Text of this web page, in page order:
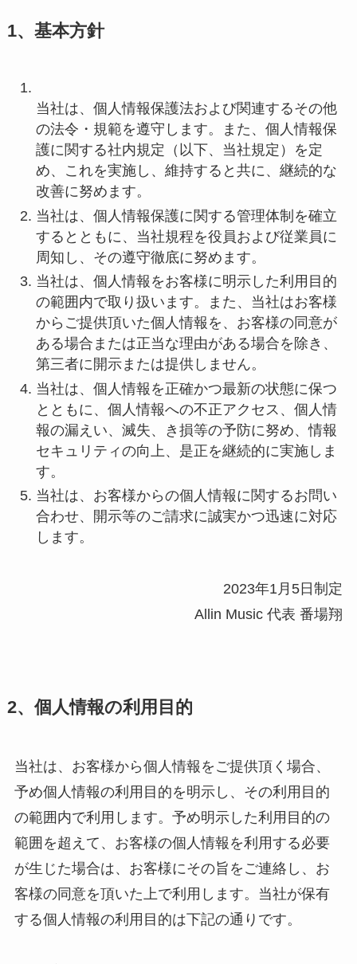
1、基本方針
当社は、個人情報保護法および関連するその他
の法令・規範を遵守します。また、個人情報保
護に関する社内規定（以下、当社規定）を定
め、これを実施し、維持すると共に、継続的な
改善に努めます。
当社は、個人情報保護に関する管理体制を確立
するとともに、当社規程を役員および従業員に
周知し、その遵守徹底に努めます。
当社は、個人情報をお客様に明示した利用目的
の範囲内で取り扱います。また、当社はお客様
からご提供頂いた個人情報を、お客様の同意が
ある場合または正当な理由がある場合を除き、
第三者に開示または提供しません。
当社は、個人情報を正確かつ最新の状態に保つ
とともに、個人情報への不正アクセス、個人情
報の漏えい、滅失、き損等の予防に努め、情報
セキュリティの向上、是正を継続的に実施しま
す。
当社は、お客様からの個人情報に関するお問い
合わせ、開示等のご請求に誠実かつ迅速に対応
します。
2023年1月5日制定
Allin Music 代表 番場翔
2、個人情報の利用目的
当社は、お客様から個人情報をご提供頂く場合、
予め個人情報の利用目的を明示し、その利用目的
の範囲内で利用します。予め明示した利用目的の
範囲を超えて、お客様の個人情報を利用する必要
が生じた場合は、お客様にその旨をご連絡し、お
客様の同意を頂いた上で利用します。当社が保有
する個人情報の利用目的は下記の通りです。